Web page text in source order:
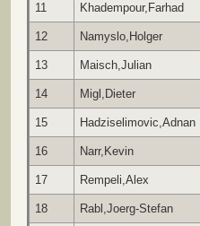
11 Khadempour,Farhad
12 Namyslo,Holger
13 Maisch,Julian
14 Migl,Dieter
15 Hadziselimovic,Adnan
16 Narr,Kevin
17 Rempeli,Alex
18 Rabl,Joerg-Stefan